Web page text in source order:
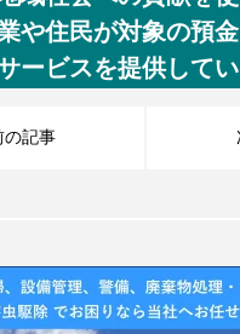
や住民が対象の預
ービスを提供してい
の記事